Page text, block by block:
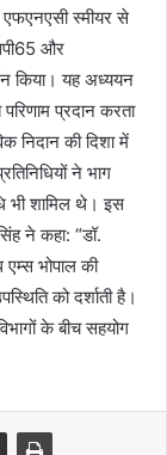
स्मीयर से
और
किया। यह अध्ययन
प्रदान करता
निदान की दिशा में
ने भाग
भी शामिल थे। इस
ने कहा: “डॉ.
भोपाल की
को दर्शाती है।
के बीच सहयोग